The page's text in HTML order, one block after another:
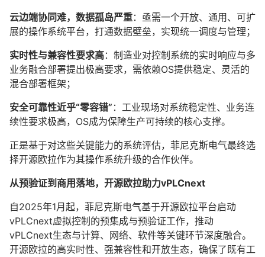
云边端协同难，数据孤岛严重：亟需一个开放、通用、可扩
展的操作系统平台，打通数据壁垒，实现统一调度与管理；
实时性与兼容性要求高：制造业对控制系统的实时响应与多
业务融合部署提出极高要求，需依赖OS提供稳定、灵活的
混合部署框架；
安全可靠性近乎“零容错” ：工业现场对系统稳定性、业务连
续性要求极高，OS成为保障生产可持续的核心支撑。
正是基于对这些关键能力的系统评估，菲尼克斯电气最终选
择开源欧拉作为其操作系统升级的合作伙伴。
从预验证到商用落地，开源欧拉助力vPLCnext
自2025年1月起，菲尼克斯电气基于开源欧拉平台启动
vPLCnext虚拟控制的预集成与预验证工作，推动
vPLCnext生态与计算、网络、软件等关键环节深度融合。
开源欧拉的高实时性、强兼容性和开放生态，确保了既有工